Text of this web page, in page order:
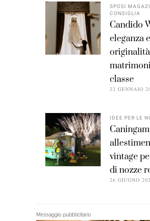
SPOSI
CONSIGLIA
Candido
eleganza e
classe
22 GENNAIO
IDEE PER LE
vintage
di nozze
26 GIUGNO
Messaggio pubblicitario